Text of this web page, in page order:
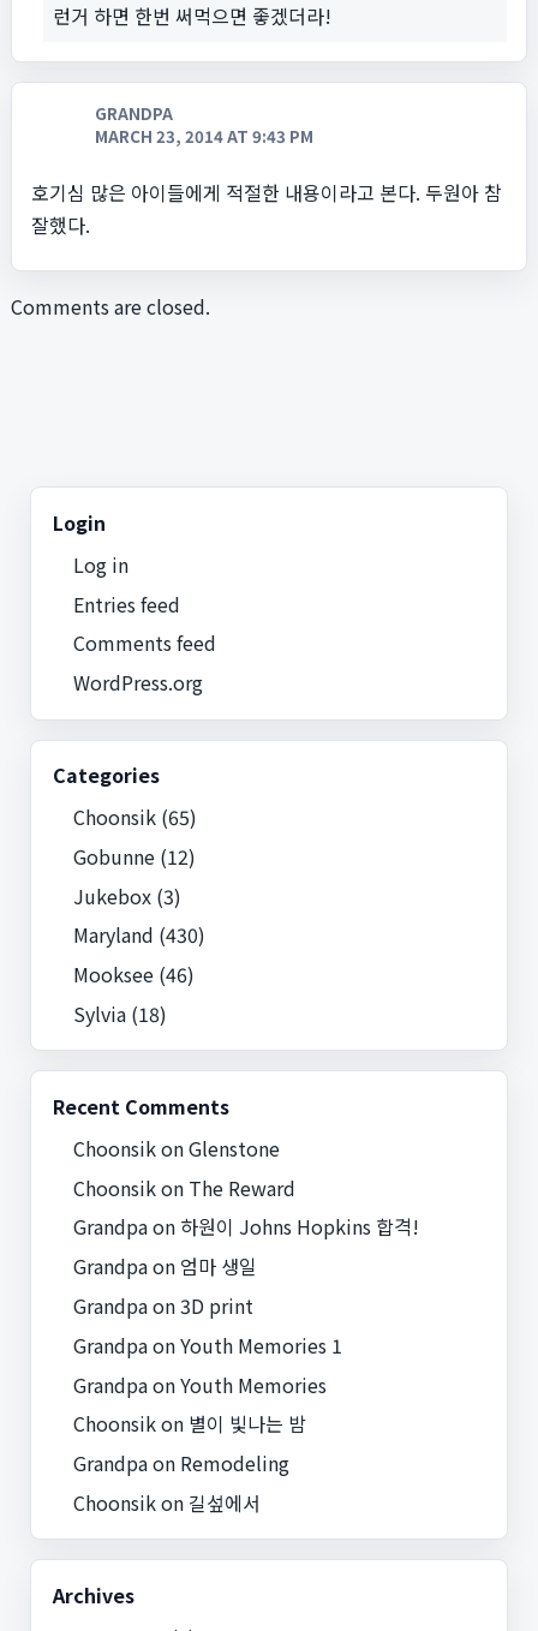
런거 하면 한번 써먹으면 좋겠더라!
GRANDPA
MARCH 23, 2014 AT 9:43 PM
호기심 많은 아이들에게 적절한 내용이라고 본다. 두원아 참
잘했다.
Comments are closed.
Login
Log in
Entries feed
Comments feed
WordPress.org
Categories
Choonsik(65)
Gobunne(12)
Jukebox(3)
Maryland (430)
Mooksee(46)
Sylvia(18)
Recent Comments
ChoonsikonGlenstone
Choonsikon The Reward
Grandpaon 하원이 Johns Hopkins 합격!
Grandpaon 엄마 생일
Grandpaon3D print
GrandpaonYouth Memories 1
GrandpaonYouth Memories
Choonsikon 별이 빛나는 밤
Grandpaon Remodeling
Choonsikon 길섶에서
Archives